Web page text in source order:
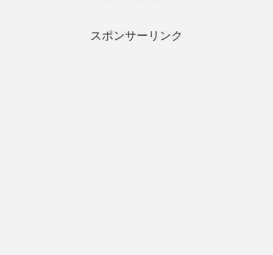
スポンサーリンク